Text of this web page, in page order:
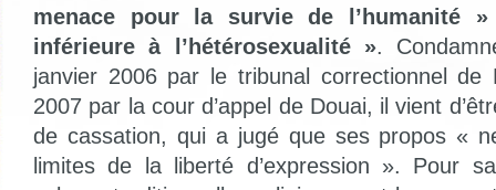
menace pour la survie de l’humanité
inférieure à l’hétérosexualité ».
janvier 2006 par le tribunal correctionnel de
2007 par la cour d’appel de Douai, il vient
de cassation, qui a jugé que ses propos «
limites de la liberté d’expression ». Pour